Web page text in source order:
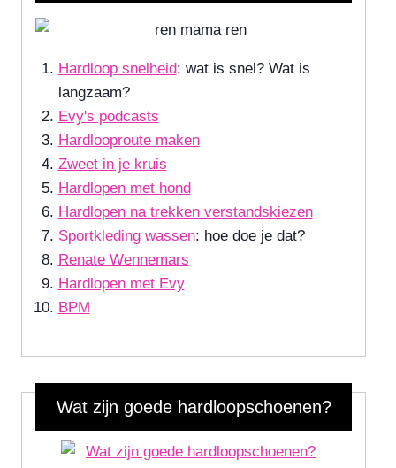
Hardloop snelheid: wat is snel? Wat is
langzaam?
Evy's podcasts
Hardlooproute maken
Zweet in je kruis
Hardlopen met hond
Hardlopen na trekken verstandskiezen
Sportkleding wassen: hoe doe je dat?
Renate Wennemars
Hardlopen met Evy
BPM
Wat zijn goede hardloopschoenen?